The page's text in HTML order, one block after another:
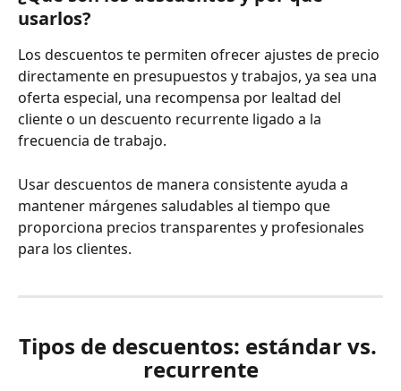
usarlos?
Los descuentos te permiten ofrecer ajustes de precio
directamente en presupuestos y trabajos, ya sea una
oferta especial, una recompensa por lealtad del
cliente o un descuento recurrente ligado a la
frecuencia de trabajo.
Usar descuentos de manera consistente ayuda a
mantener márgenes saludables al tiempo que
proporciona precios transparentes y profesionales
para los clientes.
Tipos de descuentos: estándar vs.
recurrente